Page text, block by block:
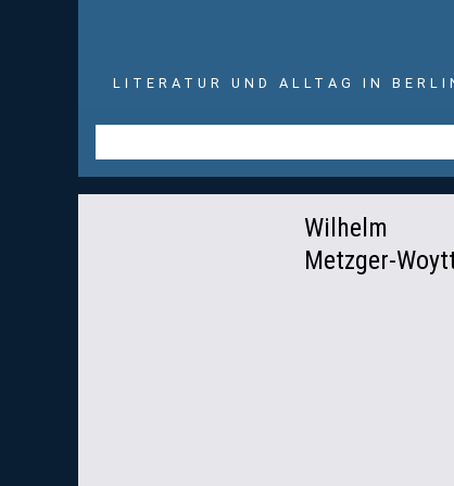
LITERATUR UND ALLTAG IN
Wilhelm
Metzger-